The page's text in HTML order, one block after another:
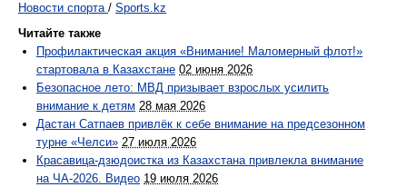
Новости спорта / Sports.kz
Читайте также
Профилактическая акция «Внимание! Маломерный флот!»
стартовала в Казахстане 02 июня 2026
Безопасное лето: МВД призывает взрослых усилить
внимание к детям 28 мая 2026
Дастан Сатпаев привлёк к себе внимание на предсезонном
турне «Челси» 27 июля 2026
Красавица-дзюдоистка из Казахстана привлекла внимание
на ЧА-2026. Видео 19 июля 2026